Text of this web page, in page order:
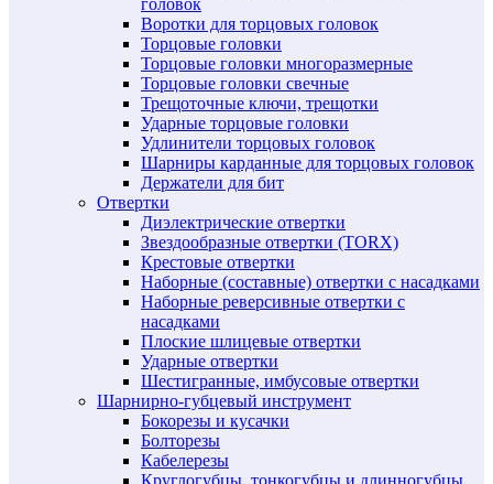
головок
Воротки для торцовых головок
Торцовые головки
Торцовые головки многоразмерные
Торцовые головки свечные
Трещоточные ключи, трещотки
Ударные торцовые головки
Удлинители торцовых головок
Шарниры карданные для торцовых головок
Держатели для бит
Отвертки
Диэлектрические отвертки
Звездообразные отвертки (TORX)
Крестовые отвертки
Наборные (составные) отвертки с насадками
Наборные реверсивные отвертки с
насадками
Плоские шлицевые отвертки
Ударные отвертки
Шестигранные, имбусовые отвертки
Шарнирно-губцевый инструмент
Бокорезы и кусачки
Болторезы
Кабелерезы
Круглогубцы, тонкогубцы и длинногубцы